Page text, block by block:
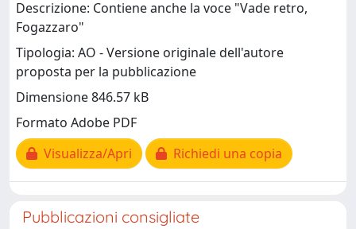
Descrizione: Contiene anche la voce "Vade retro,
Fogazzaro"
Tipologia: AO - Versione originale dell'autore
proposta per la pubblicazione
Dimensione 846.57 kB
Formato Adobe PDF
Visualizza/Apri
Richiedi una copia
Pubblicazioni consigliate